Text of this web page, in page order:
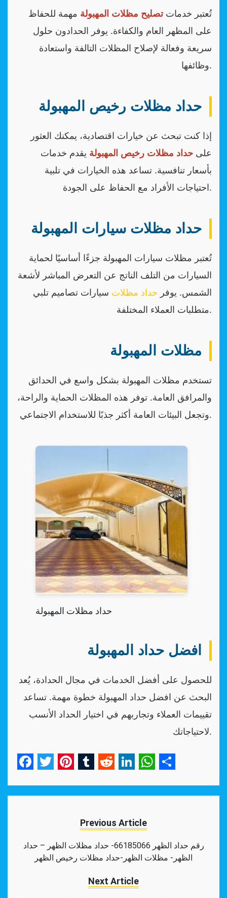
تُعتبر خدمات تصليح مظلات المهبولة مهمة للحفاظ
على المظهر العام والكفاءة. يوفر الحدادون حلول
سريعة وفعالة لإصلاح المظلات التالفة واستعادة
وظائفها.
حداد مظلات رخيص المهبولة
إذا كنت تبحث عن خيارات اقتصادية، يمكنك العثور
على حداد مظلات رخيص المهبولة يقدم خدمات
بأسعار تنافسية. تساعد هذه الخيارات في تلبية
احتياجات الأفراد مع الحفاظ على الجودة.
حداد مظلات سيارات المهبولة
تُعتبر مظلات سيارات المهبولة جزءًا أساسيًا لحماية
السيارات من التلف الناتج عن التعرض المباشر لأشعة
الشمس. يوفر حداد مظلات سيارات تصاميم تلبي
متطلبات العملاء المختلفة.
مظلات المهبولة
تستخدم مظلات المهبولة بشكل واسع في الحدائق
والمرافق العامة. توفر هذه المظلات الحماية والراحة،
وتجعل البيئات العامة أكثر جذبًا للاستخدام الاجتماعي.
حداد مظلات المهبولة
افضل حداد المهبولة
للحصول على أفضل الخدمات في مجال الحدادة، يُعد
البحث عن افضل حداد المهبولة خطوة مهمة. تساعد
تقييمات العملاء وتجاربهم في اختيار الحداد الأنسب
لاحتياجاتك.
Previous Article
رقم حداد الظهر 66185066- حداد مظلات الظهر – حداد
الظهر- مظلات الظهر-حداد مظلات رخيص الظهر
Next Article